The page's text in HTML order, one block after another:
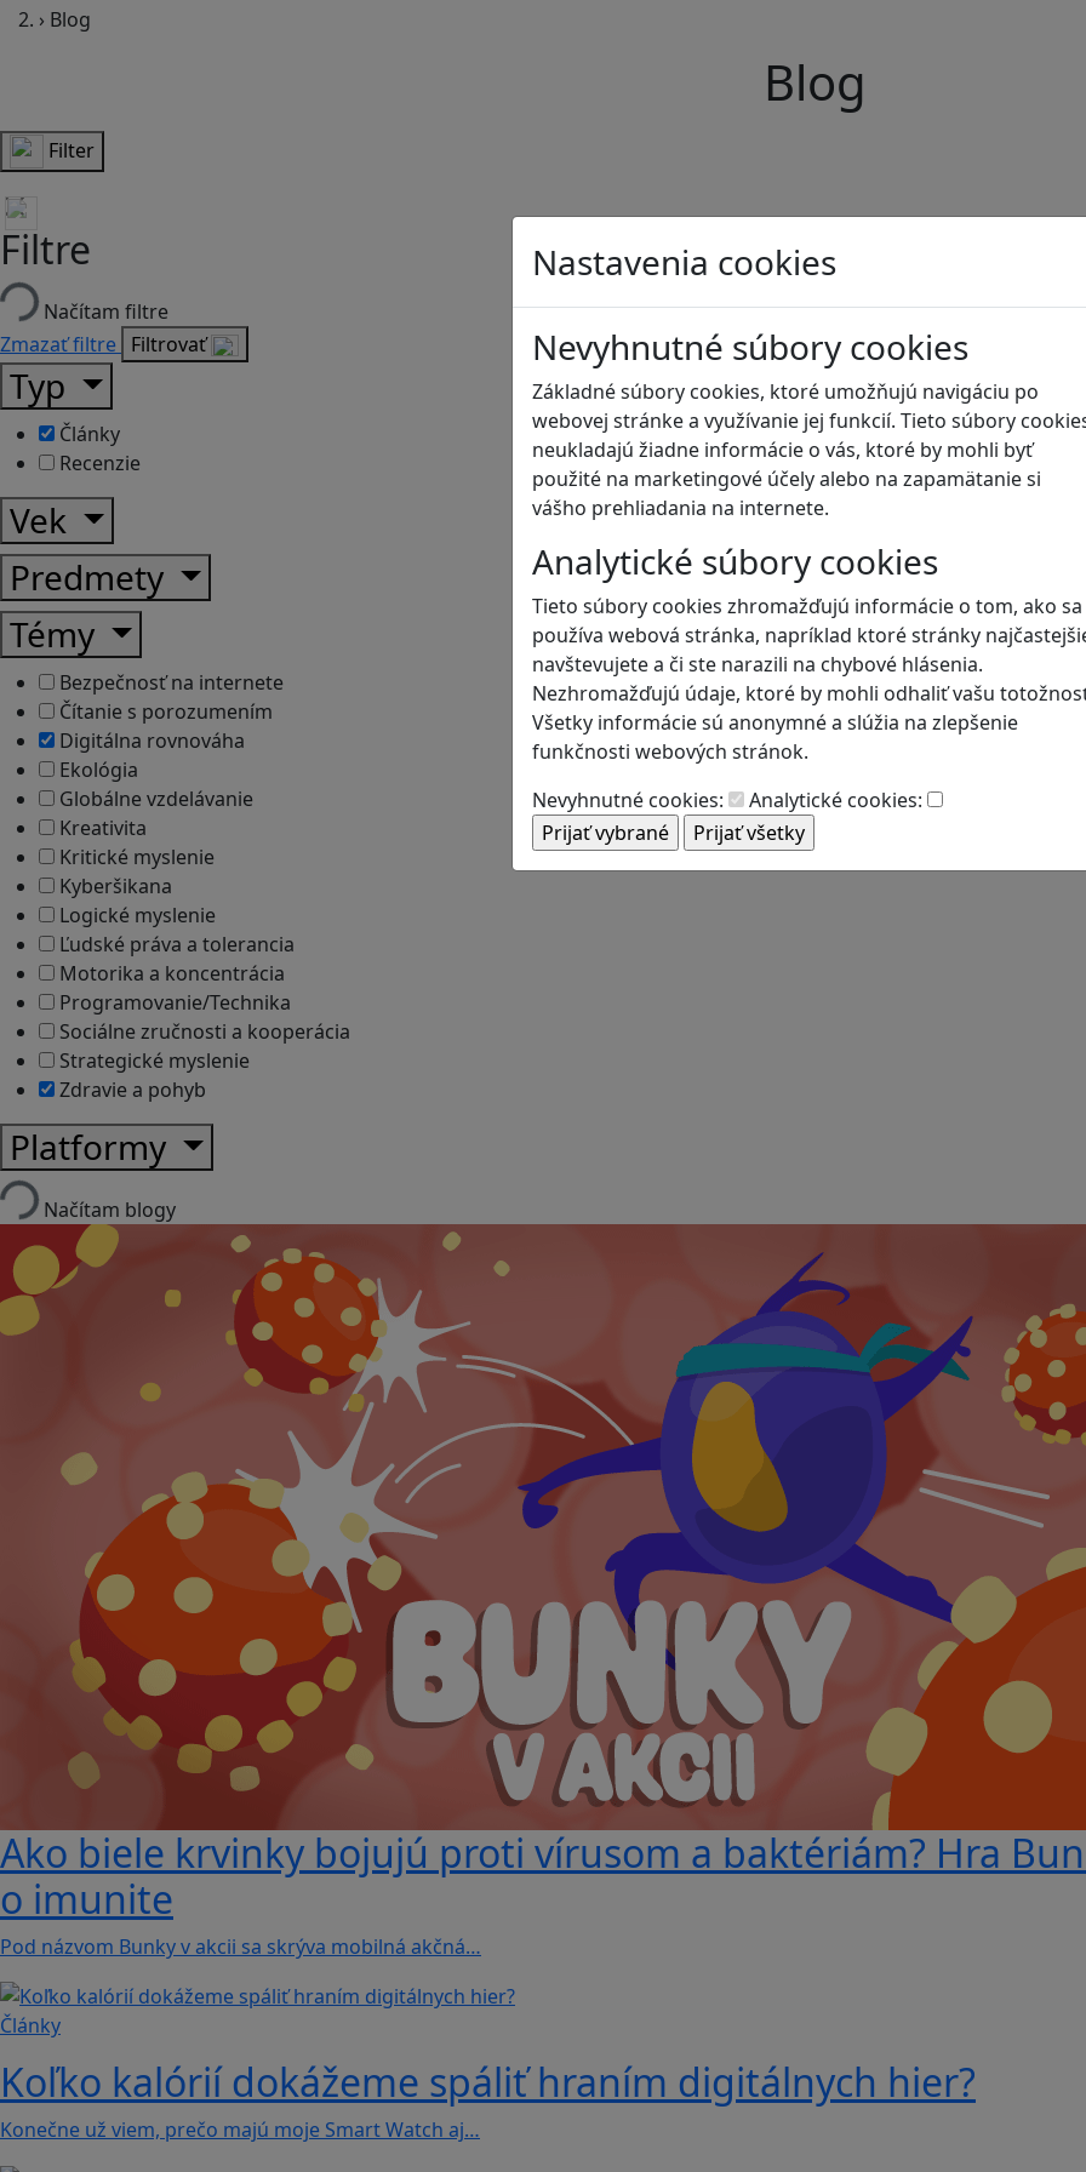
Nastavenia cookies
Nevyhnutné súbory cookies
Základné súbory cookies, ktoré umožňujú navigáciu po
webovej stránke a využívanie jej funkcií. Tieto súbory
neukladajú žiadne informácie o vás, ktoré by mohli byť
použité na marketingové účely alebo na zapamätanie si
vášho prehliadania na internete.
Analytické súbory cookies
Tieto súbory cookies zhromažďujú informácie o tom, ako sa
používa webová stránka, napríklad ktoré stránky
navštevujete a či ste narazili na chybové hlásenia.
Nezhromažďujú údaje, ktoré by mohli odhaliť vašu
Všetky informácie sú anonymné a slúžia na zlepšenie
funkčnosti webových stránok.
Nevyhnutné cookies:
Analytické cookies:
› Blog
Blog
Filter
Filtre
Načítam filtre
Zmazať filtre Filtrovať
Typ
Články
Recenzie
Vek
Predmety
Témy
Bezpečnosť na internete
Čítanie s porozumením
Digitálna rovnováha
Ekológia
Globálne vzdelávanie
Kreativita
Kritické myslenie
Kyberšikana
Logické myslenie
Ľudské práva a tolerancia
Motorika a koncentrácia
Programovanie/Technika
Sociálne zručnosti a kooperácia
Strategické myslenie
Zdravie a pohyb
Platformy
Načítam blogy
Ako biele krvinky bojujú proti vírusom a baktériám? Hra
o imunite
Pod názvom Bunky v akcii sa skrýva mobilná akčná…
Články
Koľko kalórií dokážeme spáliť hraním digitálnych hier?
Konečne už viem, prečo majú moje Smart Watch aj…